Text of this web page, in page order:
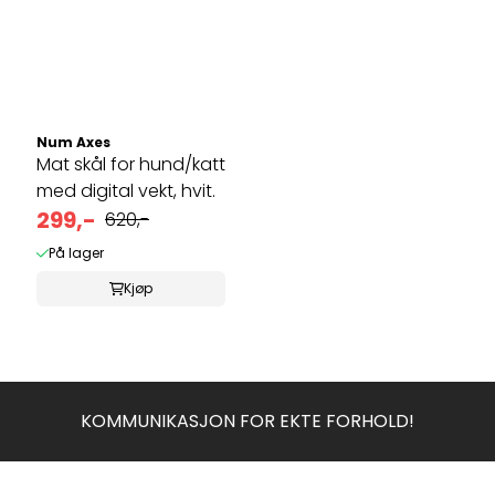
Num Axes
Mat skål for hund/katt
med digital vekt, hvit.
299,- 620,-
På lager
Kjøp
KOMMUNIKASJON FOR EKTE FORHOLD!